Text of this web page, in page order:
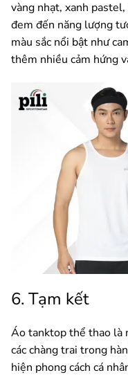
vàng nhạt, xanh
đem đến năng lượng
màu sắc nổi bật như
thêm nhiều cảm hứng
6. Tạm kết
Áo tanktop thể thao là
các chàng trai trong
hiện phong cách cá